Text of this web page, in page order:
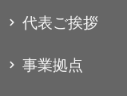
代表ご挨拶
事業拠点